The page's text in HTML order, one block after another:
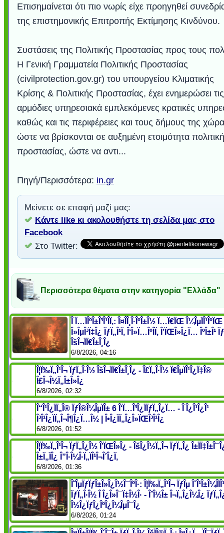
Επισημαίνεται ότι πιο νωρίς είχε προηγηθεί
της επιστημονικής Επιτροπής Εκτίμησης Κινδύνου.
Συστάσεις της Πολιτικής Προστασίας προς τους
Η Γενική Γραμματεία Πολιτικής Προστασίας
(civilprotection.gov.gr) του υπουργείου Κλιματικής
Κρίσης & Πολιτικής Προστασίας, έχει ενημερώσει τις
αρμόδιες υπηρεσιακά εμπλεκόμενες κρατικές
καθώς και τις περιφέρειες και τους δήμους της
ώστε να βρίσκονται σε αυξημένη ετοιμότητα
προστασίας, ώστε να αντι...
Πηγή/Περισσότερα: in.gr
Μείνετε σε επαφή μαζί μας:
Κάντε like κι ακολουθήστε τη σελίδα μας στο
Facebook
Στο Twitter:
Περισσότερα θέματα στην κατηγορία "Ελλάδα"
Î Ï…ÏÎºÎ±Î³Î¹Î­Ï‚: Î¤Î­Î¸Î·ÎºÎ±Î½ Ï…Ï€ÏŒ
Î»ÎµÎ³Ï‡Î¿ ÏƒÏ„Î¹Ï‚ Î‘Î»Ï…ÎºÎ­Ï‚ Î’ÏŒÎ»Î¿Ï… ÎºÎ±Î¹
ÎšÎ¬ÏÏ€Î±Î¸Î¿
6/8/2026, 04:16
Î¦Ï‰Ï„Î¹Î¬ ÏƒÏ„Î·Î½ ÎšÎ¬ÏÏ€Î±Î¸Î¿ - Î£Ï„Î·Î½ Ï€ÎµÏÎ¹Î¿Ï‡Î®
Î£Î¬Î½Ï„Î±Î»Î¿
6/8/2026, 02:32
Î“Î¹Î¿ÏÏ„Î® ÏƒÎ®Î¼ÎµÏÎ± 6 Î‘Ï…Î³Î¿ÏÏƒÏ„Î¿Ï… - Î Î¿Î¹Î¿Î¹
Î³Î¹Î¿ÏÏ„Î¬Î¶Î¿Ï…Î½ | Î•Î¿ÏÏ„Î¿Î»ÏŒÎ³Î¹Î¿
6/8/2026, 01:52
Î¦Ï‰Ï„Î¹Î¬ ÏƒÏ„Î¿Î½ Î’ÏŒÎ»Î¿ - ÎšÎ¿Î½Ï„Î¬ ÏƒÏ„Î¿
Î±Ï„ÏÎ¿ Î”Î·Î¼Î·Ï„ÏÎ¹Î¬Î´Î¿Ï‚
6/8/2026, 01:36
Î˜ÎµÏƒÏƒÎ±Î»Î¿Î½Î¯ÎºÎ·: Î¦Ï‰Ï„Î¹Î¬ ÏƒÎµ
ÏƒÏ„Î·Î½ Î Î¿Î»Î¯Ï‡Î½Î· - ÎˆÎ½Î± Î¬Ï„Î¿Î¼Î¿
Î½Î¿ÏƒÎ¿ÎºÎ¿Î¼ÎµÎ¯Î¿
6/8/2026, 01:24